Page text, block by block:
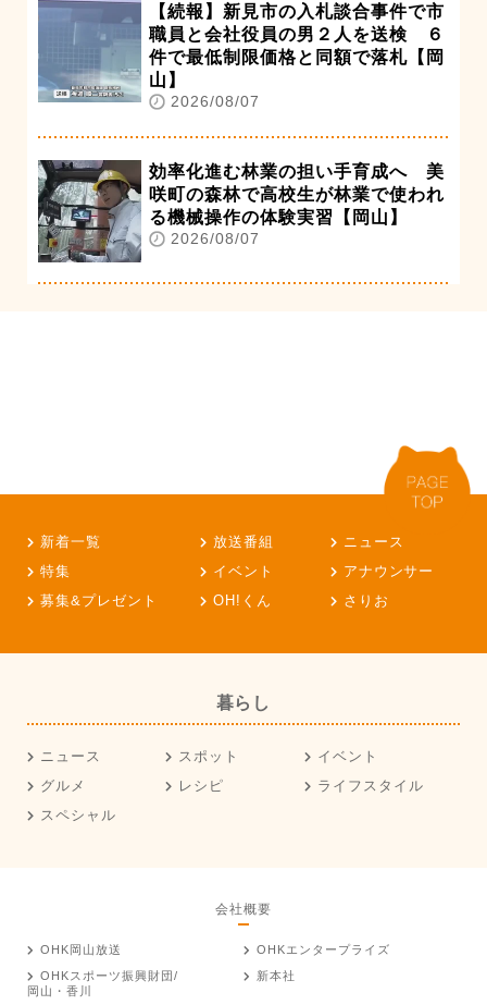
【続報】新見市の入札談合事件で市
職員と会社役員の男２人を送検 ６
件で最低制限価格と同額で落札【岡
山】
2026/08/07
効率化進む林業の担い手育成へ 美
咲町の森林で高校生が林業で使われ
る機械操作の体験実習【岡山】
2026/08/07
新着一覧 放送番組
ニュース
特集
イベント
アナウンサー
募集&プレゼント
OH!くん さりお
暮らし
ニュース スポット
イベント
グルメ
レシピ
ライフスタイル
スペシャル
会社概要
OHK岡山放送
OHKエンタープライズ
OHKスポーツ振興財団/
岡山・香川
新本社